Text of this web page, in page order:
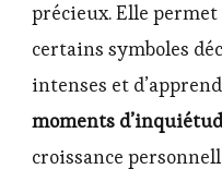
précieux. Elle
certains symboles
intenses et
moments
croissance